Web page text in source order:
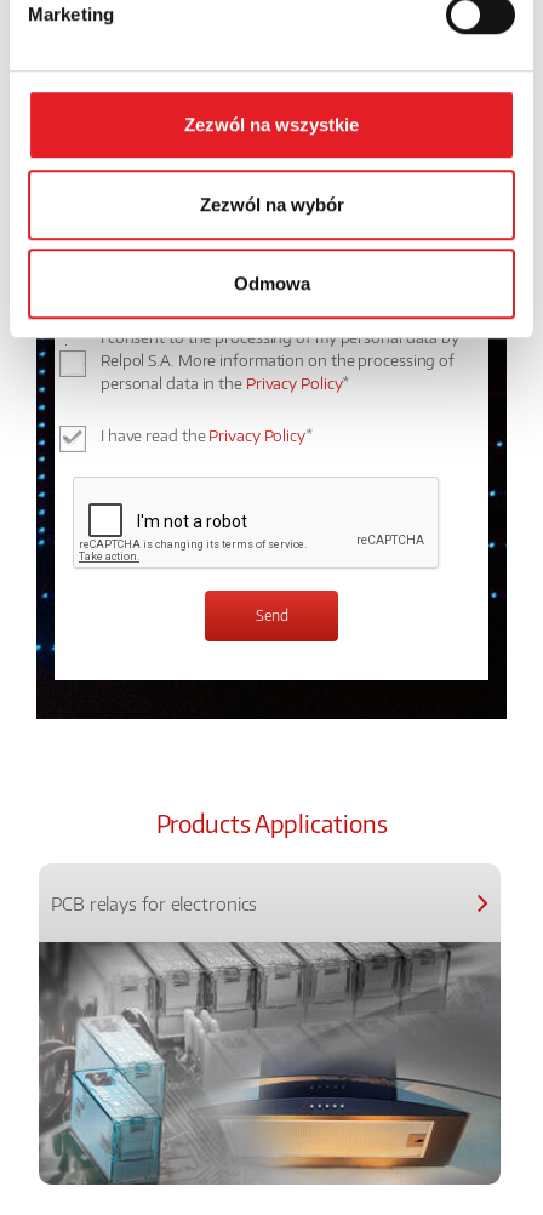
Marketing
Zezwól na wszystkie
Zezwól na wybór
Odmowa
Contents: *
I consent to the processing of my personal data by
Relpol S.A. More information on the processing of
personal data in the Privacy Policy*
I have read thePrivacy Policy*
Products Applications
PCB relays for electronics